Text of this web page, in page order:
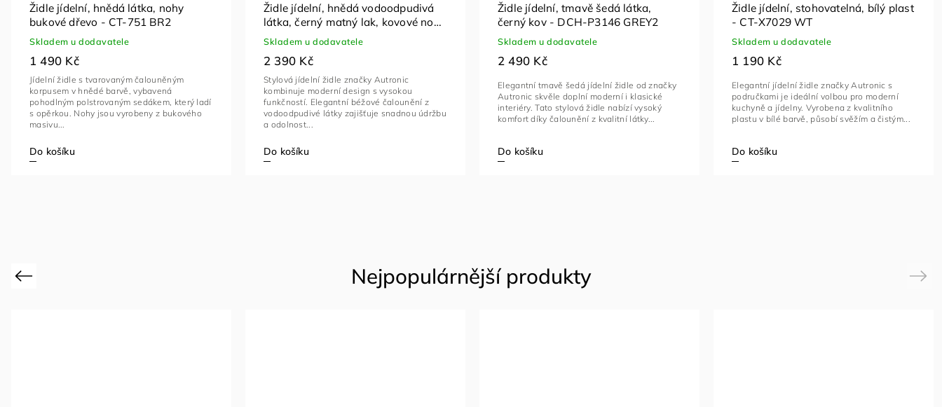
Židle jídelní, hnědá látka, nohy
bukové dřevo - CT-751 BR2
Skladem u dodavatele
1 490 Kč
Do košíku
Jídelní židle s tvarovaným čalouněným
korpusem v hnědé barvě, vybavená
pohodlným polstrovaným sedákem, který ladí
s opěrkou. Nohy jsou vyrobeny z bukového
masivu...
Židle jídelní, hnědá vodoodpudivá
látka, černý matný lak, kovové nohy
- DCH-J2139 LAN2
Skladem u dodavatele
2 390 Kč
Do košíku
Stylová jídelní židle značky Autronic
kombinuje moderní design s vysokou
funkčností. Elegantní béžové čalounění z
vodoodpudivé látky zajišťuje snadnou údržbu
a odolnost...
Židle jídelní, tmavě šedá látka,
černý kov - DCH-P3146 GREY2
Skladem u dodavatele
2 490 Kč
Do košíku
Elegantní tmavě šedá jídelní židle od značky
Autronic skvěle doplní moderní i klasické
interiéry. Tato stylová židle nabízí vysoký
komfort díky čalounění z kvalitní látky...
Židle jídelní, stohovatelná, bílý plast
- CT-X7029 WT
Skladem u dodavatele
1 190 Kč
Do košíku
Elegantní jídelní židle značky Autronic s
područkami je ideální volbou pro moderní
kuchyně a jídelny. Vyrobena z kvalitního
plastu v bílé barvě, působí svěžím a čistým...
Previous Next